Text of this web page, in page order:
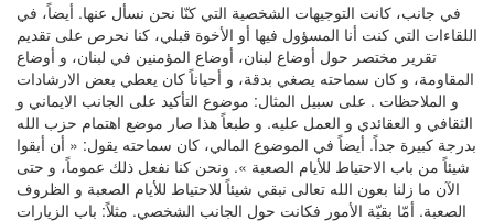
في جانب، كانت التوجيهات الشخصية التي كنّا نحن نسأل عنها. أيضاً، في
اللقاءات التي كنت أنا المسؤول فيها أو الأخوة قبلي، كنا نحرص على تقديم
تقرير مختصر حول أوضاع لبنان، أوضاع المؤمنين في لبنان، و أوضاع
المقاومة، و كان سماحته يصغي بدقة، و أحياناً كان يعطي بعض الارشادات
و الملاحظات . على سبيل المثال: موضوع التأكيد على الجانب الايماني و
الثقافي و العقائدي و العمل عليه. و طبعاً هذا صار موضع اهتمام حزب الله
بدرجة كبيرة جداً. أيضاً في الموضوع المالي، كان سماحته يقول: « أن أبقوا
شيئاً من باب الاحتياط للأيام الصعبة ». ونحن كنا نفعل ذلك عموماً، و حتى
الآن ما زلنا بعون الله تعالى نبقي شيئاً للاحتياط للأيام الصعبة و الظروف
الصعبة. أمّا بقيّة الأمور فكانت حول الجانب الشخصي. مثلاً: باب الزيارات